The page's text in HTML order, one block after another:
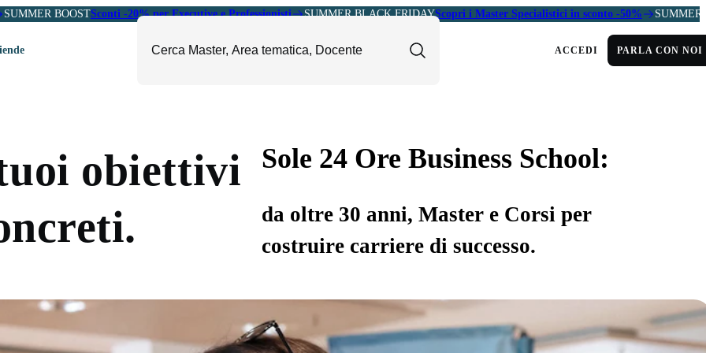
SUMMER BOOSTSconti -20% per Executive e Professionisti SUMMER BLACK FRIDAYScopri i Master Specialistici in sconto -50% SUMMER
e Soft Skills
Sales e Export
e Pharma
Fashion e Luxury
Arte, Cultura e Sport
ACCEDI PARLA CON NOI
obiettivi
Sole 24 Ore Business School:
da oltre 30 anni, Master e Corsi per
costruire carriere di successo.